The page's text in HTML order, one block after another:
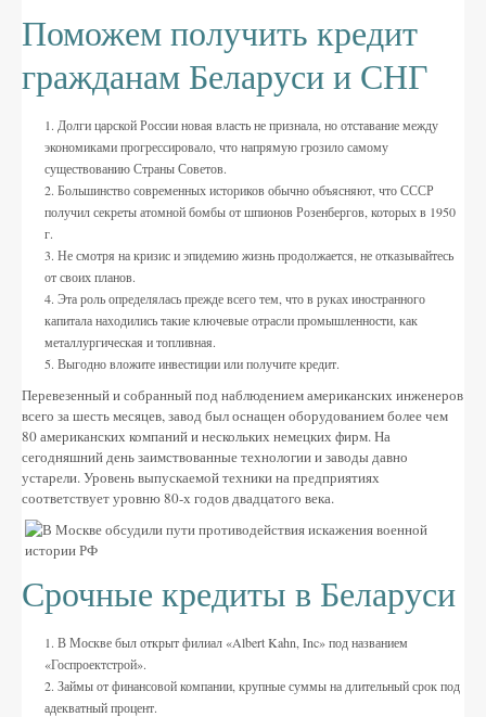
Поможем получить кредит
гражданам Беларуси и СНГ
Долги царской России новая власть не признала, но отставание между
экономиками прогрессировало, что напрямую грозило самому
существованию Страны Советов.
Большинство современных историков обычно объясняют, что СССР
получил секреты атомной бомбы от шпионов Розенбергов, которых в 1950
г.
Не смотря на кризис и эпидемию жизнь продолжается, не отказывайтесь
от своих планов.
Эта роль определялась прежде всего тем, что в руках иностранного
капитала находились такие ключевые отрасли промышленности, как
металлургическая и топливная.
Выгодно вложите инвестиции или получите кредит.
Перевезенный и собранный под наблюдением американских инженеров
всего за шесть месяцев, завод был оснащен оборудованием более чем
80 американских компаний и нескольких немецких фирм. На
сегодняшний день заимствованные технологии и заводы давно
устарели. Уровень выпускаемой техники на предприятиях
соответствует уровню 80-х годов двадцатого века.
Срочные кредиты в Беларуси
В Москве был открыт филиал «Albert Kahn, Inc» под названием
«Госпроектстрой».
Займы от финансовой компании, крупные суммы на длительный срок под
адекватный процент.